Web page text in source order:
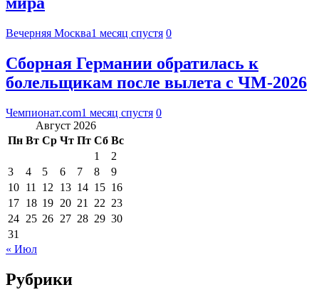
Вечерняя Москва1 месяц спустя 0
Сборная Германии обратилась к
болельщикам после вылета с ЧМ-2026
Чемпионат.com1 месяц спустя 0
Август 2026
Пн Вт Ср Чт Пт Сб Вс
1
2
3
4 5 6 7 8
9
10 11 12 13 14 15 16
17 18 19 20 21 22 23
24 25 26 27 28 29 30
31
« Июл
Рубрики